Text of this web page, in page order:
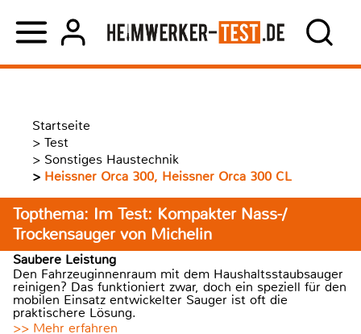
Startseite
> Test
> Sonstiges Haustechnik
> Heissner Orca 300, Heissner Orca 300 CL
Topthema: Im Test: Kompakter Nass-/
Trockensauger von Michelin
Saubere Leistung
Den Fahrzeuginnenraum mit dem Haushaltsstaubsauger
reinigen? Das funktioniert zwar, doch ein speziell für den
mobilen Einsatz entwickelter Sauger ist oft die
praktischere Lösung.
>> Mehr erfahren